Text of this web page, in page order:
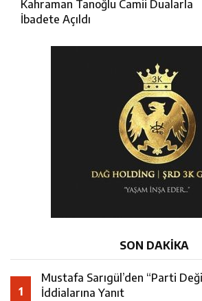
Kahraman Tanoğlu Camii Dualarla
İbadete Açıldı
SON DAKİKA
1
Mustafa Sarıgül’den “Parti
İddialarına Yanıt